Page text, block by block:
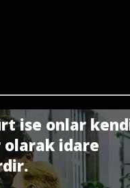
ise onlar
idare